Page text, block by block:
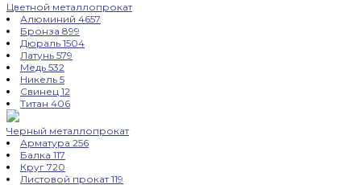
Цветной металлопрокат
Алюминий 4657
Бронза 899
Дюраль 1504
Латунь 579
Медь 532
Никель 5
Свинец 12
Титан 406
Черный металлопрокат
Арматура 256
Балка 117
Круг 720
Листовой прокат119